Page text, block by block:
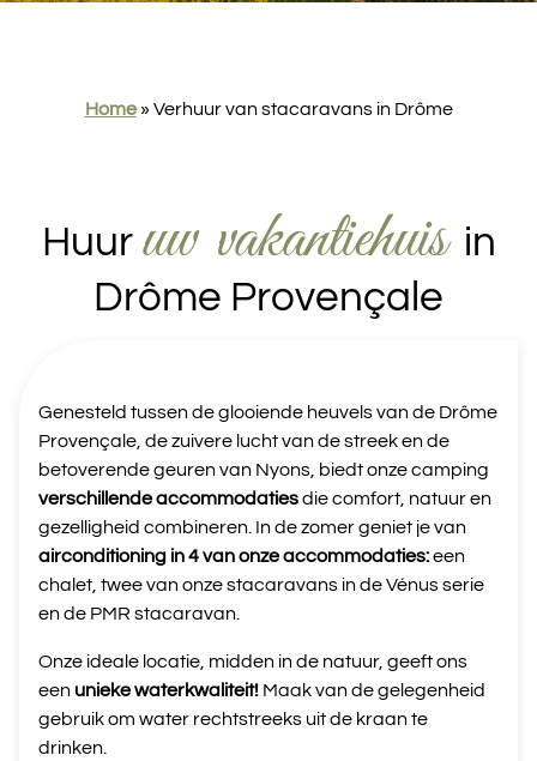
Home» Verhuur van stacaravans in Drôme
Huur uw vakantiehuis in
Drôme Provençale
Genesteld tussen de glooiende heuvels van de Drôme
Provençale, de zuivere lucht van de streek en de
betoverende geuren van Nyons, biedt onze camping
verschillende accommodatiesdie comfort, natuur en
gezelligheid combineren. In de zomer geniet je van
airconditioning in 4 van onze accommodaties:een
chalet, twee van onze stacaravans in de Vénus serie
en de PMR stacaravan.
Onze ideale locatie, midden in de natuur, geeft ons
een unieke waterkwaliteit! Maak van de gelegenheid
gebruik om water rechtstreeks uit de kraan te
drinken.